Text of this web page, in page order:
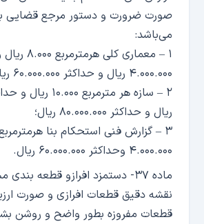
صورت ضرورت و دستور مرجع قضایی
می‌باشد:
۱ – معماری کلی
۴.۰۰۰.۰۰۰ ریال و حداکثر ۶۰.۰۰۰.۰۰۰ ریال؛
ریال و حداکثر ۸۰.۰۰۰.۰۰۰ ریال؛
۴.۰۰۰.۰۰۰ وحداکثر ۶۰.۰۰۰.۰۰۰ ریال.
ماده ۳۷- دستمزد افرازو قطعه
نقشه دقیق قطعات افرازی و صورت
قطعات مفروزه بطور واضح و روشن